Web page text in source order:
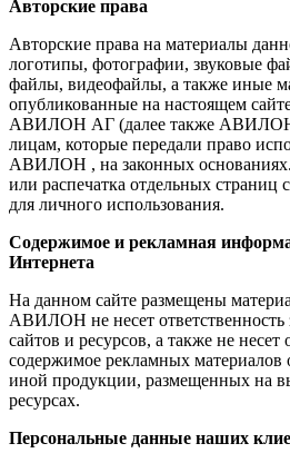
Авторские права
Авторские права на материалы
логотипы, фотографии, звуковые
файлы, видеофайлы, а также иные
опубликованные на настоящем
АВИЛОН АГ (далее также
лицам, которые передали право
АВИЛОН , на законных
или распечатка отдельных страниц
для личного использования.
Содержимое и рекламная
Интернета
На данном сайте размещены
АВИЛОН не несет ответственность
сайтов и ресурсов, а также не несет
содержимое рекламных материалов
иной продукции, размещенных на
ресурсах.
Персональные данные наших